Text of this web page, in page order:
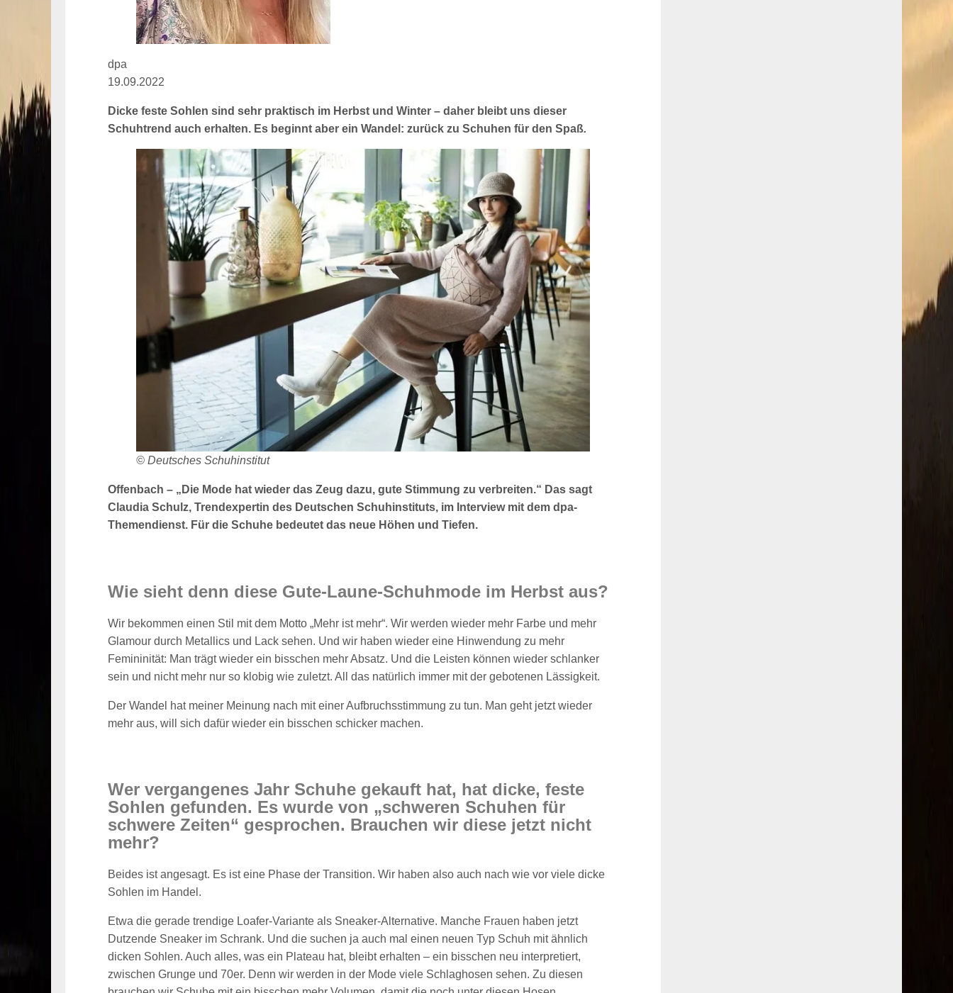
dpa
19.09.2022
Dicke feste Sohlen sind sehr praktisch im Herbst und Winter – daher bleibt uns dieser
Schuhtrend auch erhalten. Es beginnt aber ein Wandel: zurück zu Schuhen für den Spaß.
© Deutsches Schuhinstitut
Offenbach – „Die Mode hat wieder das Zeug dazu, gute Stimmung zu verbreiten.“ Das sagt
Claudia Schulz, Trendexpertin des Deutschen Schuhinstituts, im Interview mit dem dpa-
Themendienst. Für die Schuhe bedeutet das neue Höhen und Tiefen.
Wie sieht denn diese Gute-Laune-Schuhmode im Herbst aus?
Wir bekommen einen Stil mit dem Motto „Mehr ist mehr“. Wir werden wieder mehr Farbe und mehr
Glamour durch Metallics und Lack sehen. Und wir haben wieder eine Hinwendung zu mehr
Femininität: Man trägt wieder ein bisschen mehr Absatz. Und die Leisten können wieder schlanker
sein und nicht mehr nur so klobig wie zuletzt. All das natürlich immer mit der gebotenen Lässigkeit.
Der Wandel hat meiner Meinung nach mit einer Aufbruchsstimmung zu tun. Man geht jetzt wieder
mehr aus, will sich dafür wieder ein bisschen schicker machen.
Wer vergangenes Jahr Schuhe gekauft hat, hat dicke, feste
Sohlen gefunden. Es wurde von „schweren Schuhen für
schwere Zeiten“ gesprochen. Brauchen wir diese jetzt nicht
mehr?
Beides ist angesagt. Es ist eine Phase der Transition. Wir haben also auch nach wie vor viele dicke
Sohlen im Handel.
Etwa die gerade trendige Loafer-Variante als Sneaker-Alternative. Manche Frauen haben jetzt
Dutzende Sneaker im Schrank. Und die suchen ja auch mal einen neuen Typ Schuh mit ähnlich
dicken Sohlen. Auch alles, was ein Plateau hat, bleibt erhalten – ein bisschen neu interpretiert,
zwischen Grunge und 70er. Denn wir werden in der Mode viele Schlaghosen sehen. Zu diesen